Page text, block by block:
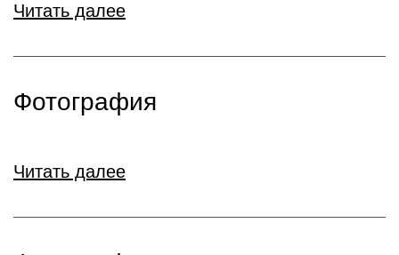
Читать далее
Фотография
Читать далее